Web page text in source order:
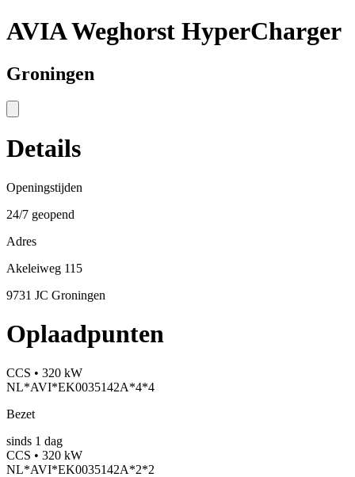
AVIA Weghorst HyperCharger
Groningen
Details
Openingstijden
24/7 geopend
Adres
Akeleiweg 115
9731 JC Groningen
Oplaadpunten
CCS • 320 kW
NL*AVI*EK0035142A*4*4
Bezet
sinds 1 dag
CCS • 320 kW
NL*AVI*EK0035142A*2*2